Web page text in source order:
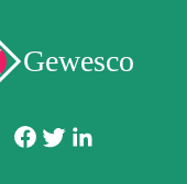
Gewesco